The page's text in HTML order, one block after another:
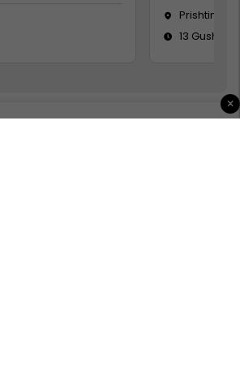
Prishtinë
13 Gusht
×